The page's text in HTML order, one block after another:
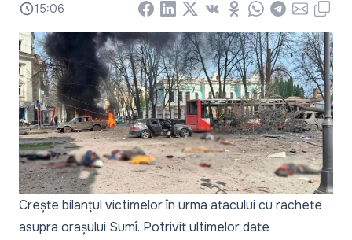
15:06 Facebook
LinkedIn
X Vkontakte
Odnoklassniki
WhatsApp
Telegram
EmailCopy
Crește bilanțul victimelor în urma atacului cu rachete
asupra orașului Sumî. Potrivit ultimelor date